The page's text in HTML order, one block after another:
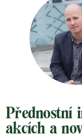
Přednostní
akcích a